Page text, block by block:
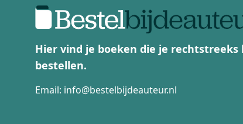
Hier vind je boeken die je
bestellen.
Email: info@bestelbijdeauteur.nl